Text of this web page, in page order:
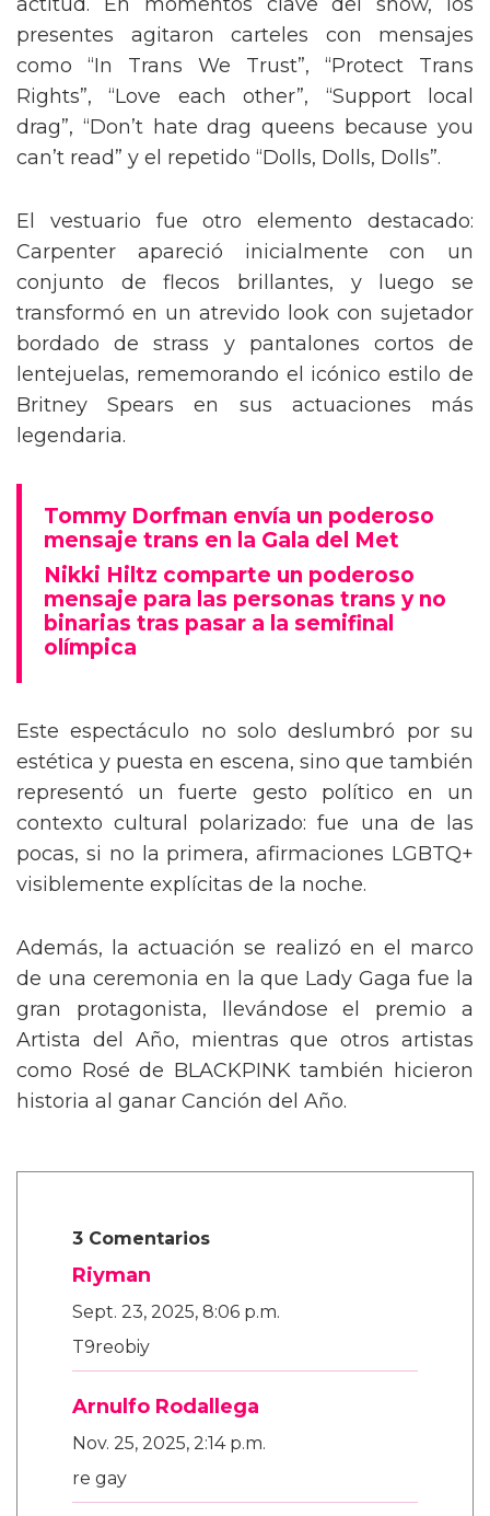
presentes agitaron carteles con mensajes
como “In Trans We Trust”, “Protect Trans
Rights”, “Love each other”, “Support local
drag”, “Don’t hate drag queens because you
can’t read” y el repetido “Dolls, Dolls, Dolls”.
El vestuario fue otro elemento destacado:
Carpenter apareció inicialmente con un
conjunto de flecos brillantes, y luego se
transformó en un atrevido look con sujetador
bordado de strass y pantalones cortos de
lentejuelas, rememorando el icónico estilo de
Britney Spears en sus actuaciones más
legendaria.
Tommy Dorfman envía un poderoso
mensaje trans en la Gala del Met
Nikki Hiltz comparte un poderoso
mensaje para las personas trans y no
binarias tras pasar a la semifinal
olímpica
Este espectáculo no solo deslumbró por su
estética y puesta en escena, sino que también
representó un fuerte gesto político en un
contexto cultural polarizado: fue una de las
pocas, si no la primera, afirmaciones LGBTQ+
visiblemente explícitas de la noche.
Además, la actuación se realizó en el marco
de una ceremonia en la que Lady Gaga fue la
gran protagonista, llevándose el premio a
Artista del Año, mientras que otros artistas
como Rosé de BLACKPINK también hicieron
historia al ganar Canción del Año.
3 Comentarios
Riyman
Sept. 23, 2025, 8:06 p.m.
T9reobiy
Arnulfo Rodallega
Nov. 25, 2025, 2:14 p.m.
re gay